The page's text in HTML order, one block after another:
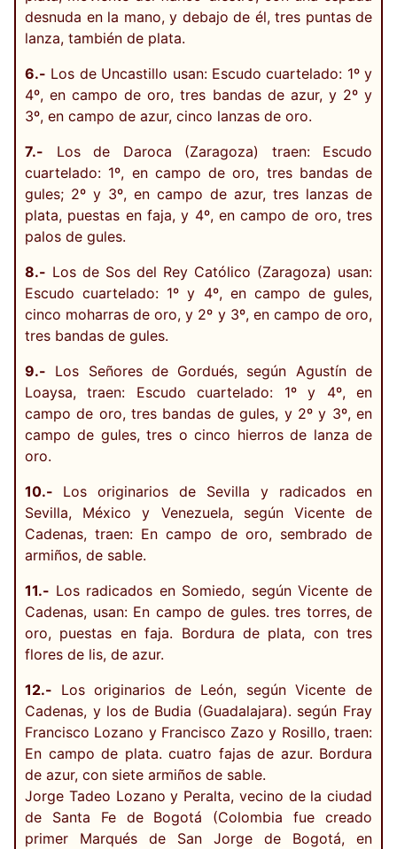
desnuda en la mano, y debajo de él, tres puntas de
lanza, también de plata.
6.- Los de Uncastillo usan: Escudo cuartelado: 1º y
4º, en campo de oro, tres bandas de azur, y 2º y
3º, en campo de azur, cinco lanzas de oro.
7.- Los de Daroca (Zaragoza) traen: Escudo
cuartelado: 1º, en campo de oro, tres bandas de
gules; 2º y 3º, en campo de azur, tres lanzas de
plata, puestas en faja, y 4º, en campo de oro, tres
palos de gules.
8.- Los de Sos del Rey Católico (Zaragoza) usan:
Escudo cuartelado: 1º y 4º, en campo de gules,
cinco moharras de oro, y 2º y 3º, en campo de oro,
tres bandas de gules.
9.- Los Señores de Gordués, según Agustín de
Loaysa, traen: Escudo cuartelado: 1º y 4º, en
campo de oro, tres bandas de gules, y 2º y 3º, en
campo de gules, tres o cinco hierros de lanza de
oro.
10.- Los originarios de Sevilla y radicados en
Sevilla, México y Venezuela, según Vicente de
Cadenas, traen: En campo de oro, sembrado de
armiños, de sable.
11.- Los radicados en Somiedo, según Vicente de
Cadenas, usan: En campo de gules. tres torres, de
oro, puestas en faja. Bordura de plata, con tres
flores de lis, de azur.
12.- Los originarios de León, según Vicente de
Cadenas, y los de Budia (Guadalajara). según Fray
Francisco Lozano y Francisco Zazo y Rosillo, traen:
En campo de plata. cuatro fajas de azur. Bordura
de azur, con siete armiños de sable.
Jorge Tadeo Lozano y Peralta, vecino de la ciudad
de Santa Fe de Bogotá (Colombia fue creado
primer Marqués de San Jorge de Bogotá, en